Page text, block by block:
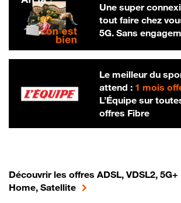
Une super
tout faire chez
5G. Sans
Le meilleur du
attend : 1 mois
L’Équipe sur
offres Fibre
Découvrir les offres ADSL, VDSL2,
Home, Satellite